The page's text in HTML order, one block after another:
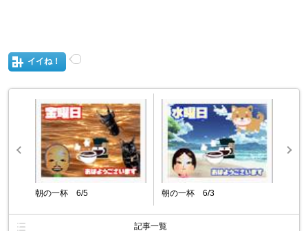
イイね！
朝の一杯 6/5 朝の一杯 6/3
記事一覧